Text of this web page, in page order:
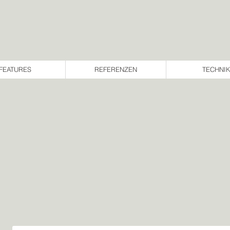
REFERENZEN TECHNIK